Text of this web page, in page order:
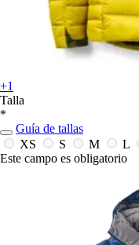
+1
Talla
*
Guía de tallas
XS
S M L
Este campo es obligatorio